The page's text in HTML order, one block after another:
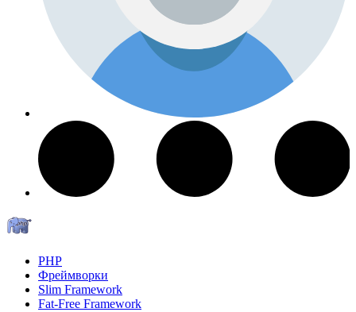
PHP
Фреймворки
Slim Framework
Fat-Free Framework